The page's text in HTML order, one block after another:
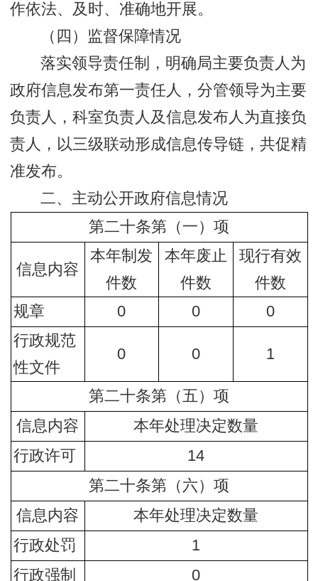
作依法、及时、准确地开展。
（四）监督保障情况
落实领导责任制，明确局主要负责人为
政府信息发布第一责任人，分管领导为主要
负责人，科室负责人及信息发布人为直接负
责人，以三级联动形成信息传导链，共促精
准发布。
二、主动公开政府信息情况
第二十条第（一）项
信息内容
本年制发
件数
本年废止
件数
现行有效
件数
规章
0 0
0
行政规范
性文件
0 0 1
第二十条第（五）项
信息内容
本年处理决定数量
行政许可
14
第二十条第（六）项
信息内容
本年处理决定数量
行政处罚
1
行政强制
0